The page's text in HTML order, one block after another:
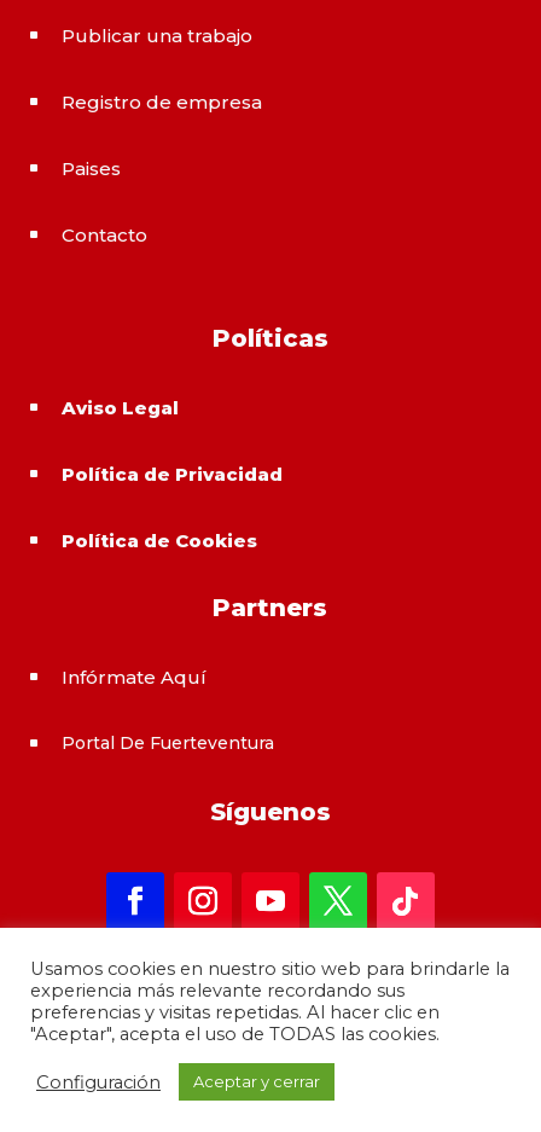
^ Publicar una trabajo
^ Registro de empresa
^ Paises
^ Contacto
Políticas
^ Aviso Legal
^ Política de Privacidad
^ Política de Cookies
Partners
^ Infórmate Aquí
^ Portal De Fuerteventura
Síguenos
Copyright 2021 – informateAqui · Desarrollado por
GrupoMoba –644 80 80 44
Usamos cookies en nuestro sitio web para brindarle la
experiencia más relevante recordando sus
preferencias y visitas repetidas. Al hacer clic en
"Aceptar", acepta el uso de TODAS las cookies.
Configuración Aceptar y cerrar